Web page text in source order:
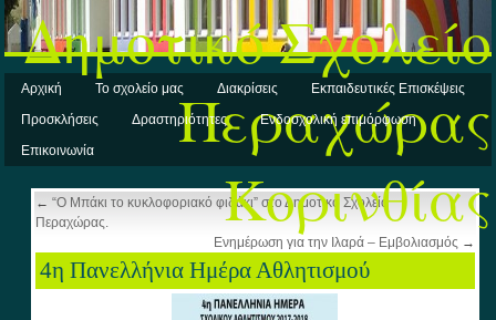
Δημοτικό Σχολείο
Περαχώρας
Κορινθίας
Αρχική Το σχολείο μας Διακρίσεις
Εκπαιδευτικές Επισκέψεις
Προσκλήσεις
Δραστηριότητες
Ενδοσχολική επιμόρφωση
Επικοινωνία
←“Ο Μπάκι το κυκλοφοριακό φιδάκι” στο Δημοτικό Σχολείο
Περαχώρας.
Ενημέρωση για την Ιλαρά – Εμβολιασμός →
4η Πανελλήνια Ημέρα Αθλητισμού